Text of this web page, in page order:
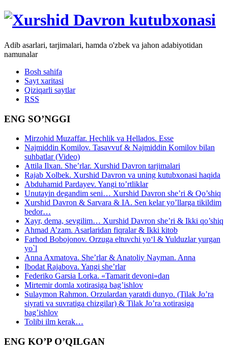
Adib asarlari, tarjimalari, hamda o'zbek va jahon adabiyotidan
namunalar
Bosh sahifa
Sayt xaritasi
Qiziqarli saytlar
RSS
ENG SO’NGGI
Mirzohid Muzaffar. Hechlik va Hellados. Esse
Najmiddin Komilov. Tasavvuf & Najmiddin Komilov bilan
suhbatlar (Video)
Attila Ilxan. She’rlar. Xurshid Davron tarjimalari
Rajab Xolbek. Xurshid Davron va uning kutubxonasi haqida
Abduhamid Pardayev. Yangi to’rtliklar
Unutayin degandim seni… Xurshid Davron she’ri & Qo’shiq
Xurshid Davron & Sarvara & IA. Sen kelar yo’llarga tikildim
bedor…
Xayr, dema, sevgilim… Xurshid Davron she’ri & Ikki qo’shiq
Ahmad A’zam. Asarlaridan fiqralar & Ikki kitob
Farhod Bobojonov. Orzuga eltuvchi yo‘l & Yulduzlar yurgan
yo`l
Anna Axmatova. She’rlar & Anatoliy Nayman. Anna
Ibodat Rajabova. Yangi she’rlar
Federiko Garsia Lorka. «Tamarit devoni»dan
Mirtemir domla xotirasiga bag’ishlov
Sulaymon Rahmon. Orzulardan yaratdi dunyo. (Tilak Jo’ra
siyrati va suvratiga chizgilar) & Tilak Jo’ra xotirasiga
bag’ishlov
Tolibi ilm kerak…
ENG KO’P O’QILGAN